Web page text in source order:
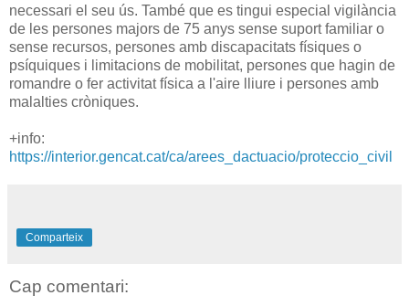
necessari el seu ús. També que es tingui especial vigilància
de les persones majors de 75 anys sense suport familiar o
sense recursos, persones amb discapacitats físiques o
psíquiques i limitacions de mobilitat, persones que hagin de
romandre o fer activitat física a l'aire lliure i persones amb
malalties cròniques.
+info:
https://interior.gencat.cat/ca/arees_dactuacio/proteccio_civil
Comparteix
Cap comentari: